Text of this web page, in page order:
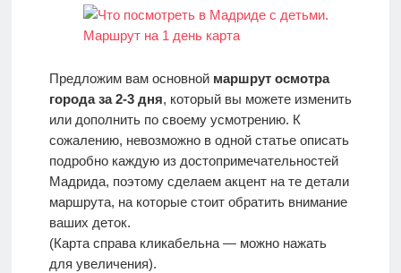
Предложим вам основной маршрут осмотра
города за 2-3 дня, который вы можете изменить
или дополнить по своему усмотрению. К
сожалению, невозможно в одной статье описать
подробно каждую из достопримечательностей
Мадрида, поэтому сделаем акцент на те детали
маршрута, на которые стоит обратить внимание
ваших деток.
(Карта справа кликабельна — можно нажать
для увеличения).